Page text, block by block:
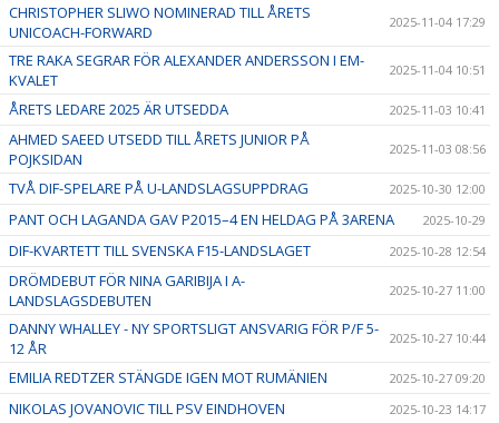
CHRISTOPHER SLIWO NOMINERAD TILL ÅRETS
UNICOACH-FORWARD
2025-11-04 17:29
TRE RAKA SEGRAR FÖR ALEXANDER ANDERSSON I EM-
KVALET
2025-11-04 10:51
ÅRETS LEDARE 2025 ÄR UTSEDDA 2025-11-03 10:41
AHMED SAEED UTSEDD TILL ÅRETS JUNIOR PÅ
POJKSIDAN
2025-11-03 08:56
TVÅ DIF-SPELARE PÅ U-LANDSLAGSUPPDRAG 2025-10-30 12:00
PANT OCH LAGANDA GAV P2015–4 EN HELDAG PÅ 3ARENA 2025-10-29
DIF-KVARTETT TILL SVENSKA F15-LANDSLAGET 2025-10-28 12:54
DRÖMDEBUT FÖR NINA GARIBIJA I A-
LANDSLAGSDEBUTEN
2025-10-27 11:00
DANNY WHALLEY - NY SPORTSLIGT ANSVARIG FÖR P/F 5-
12 ÅR
2025-10-27 10:44
EMILIA REDTZER STÄNGDE IGEN MOT RUMÄNIEN 2025-10-27 09:20
NIKOLAS JOVANOVIC TILL PSV EINDHOVEN 2025-10-23 14:17